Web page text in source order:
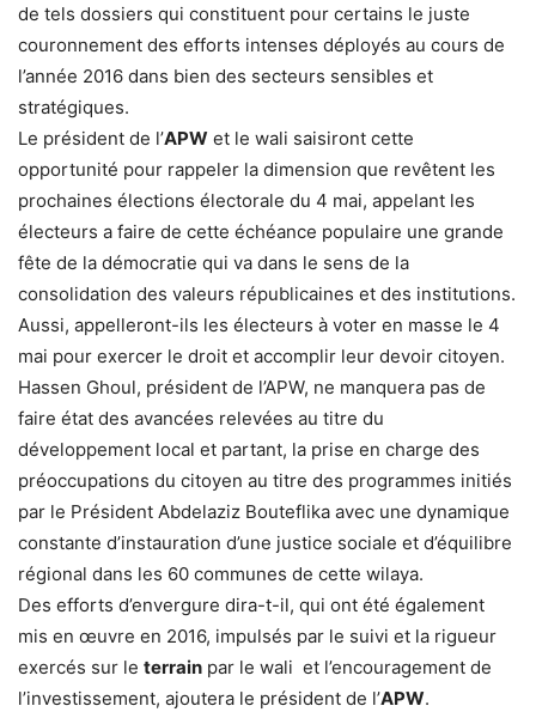
de tels dossiers qui constituent pour certains le juste
couronnement des efforts intenses déployés au cours de
l’année 2016 dans bien des secteurs sensibles et
stratégiques.
Le président de l’APW et le wali saisiront cette
opportunité pour rappeler la dimension que revêtent les
prochaines élections électorale du 4 mai, appelant les
électeurs a faire de cette échéance populaire une grande
fête de la démocratie qui va dans le sens de la
consolidation des valeurs républicaines et des institutions.
Aussi, appelleront-ils les électeurs à voter en masse le 4
mai pour exercer le droit et accomplir leur devoir citoyen.
Hassen Ghoul, président de l’APW, ne manquera pas de
faire état des avancées relevées au titre du
développement local et partant, la prise en charge des
préoccupations du citoyen au titre des programmes initiés
par le Président Abdelaziz Bouteflika avec une dynamique
constante d’instauration d’une justice sociale et d’équilibre
régional dans les 60 communes de cette wilaya.
Des efforts d’envergure dira-t-il, qui ont été également
mis en œuvre en 2016, impulsés par le suivi et la rigueur
exercés sur le terrain par le wali et l’encouragement de
l’investissement, ajoutera le président de l’APW.